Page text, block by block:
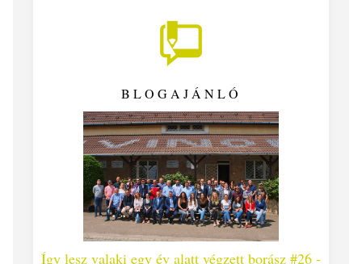
BLOGAJÁNLÓ
lesz valaki egy év alatt végzett borász #26 - Így lesz